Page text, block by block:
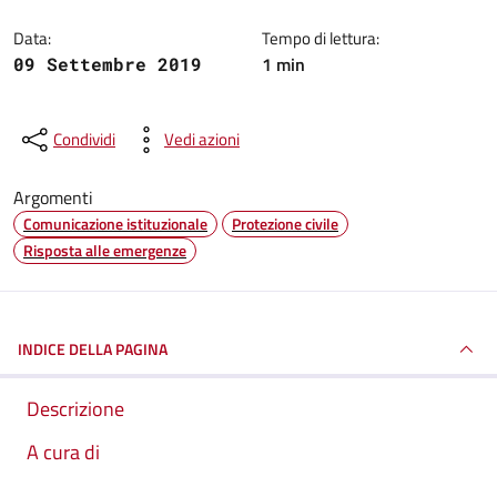
Data:
09 Settembre 2019
Tempo di lettura:
1 min
Condividi Vedi azioni
Argomenti
Comunicazione istituzionale
Protezione civile
Risposta alle emergenze
INDICE DELLA PAGINA
Descrizione
A cura di